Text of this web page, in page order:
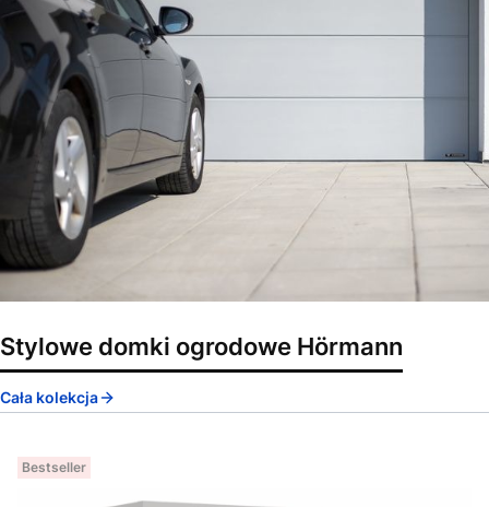
Stylowe domki ogrodowe Hörmann
Cała kolekcja
Bestseller